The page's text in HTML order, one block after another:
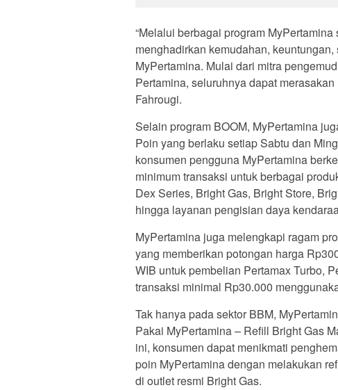
“Melalui berbagai program
menghadirkan kemudahan,
MyPertamina. Mulai dari mitra
Pertamina, seluruhnya dapat
Fahrougi.
Selain program BOOM, MyPertamina
Poin yang berlaku setiap Sabtu dan
konsumen pengguna MyPertamina
minimum transaksi untuk berbagai
Dex Series, Bright Gas, Bright Store,
hingga layanan pengisian daya
MyPertamina juga melengkapi ragam
yang memberikan potongan harga
WIB untuk pembelian Pertamax Turbo,
transaksi minimal Rp30.000
Tak hanya pada sektor BBM,
Pakai MyPertamina – Refill Bright Gas
ini, konsumen dapat menikmati
poin MyPertamina dengan melakukan
di outlet resmi Bright Gas.